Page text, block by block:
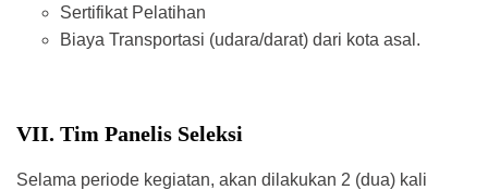
Sertifikat Pelatihan
Biaya Transportasi (udara/darat) dari kota asal.
VII. Tim Panelis Seleksi
Selama periode kegiatan, akan dilakukan 2 (dua) kali